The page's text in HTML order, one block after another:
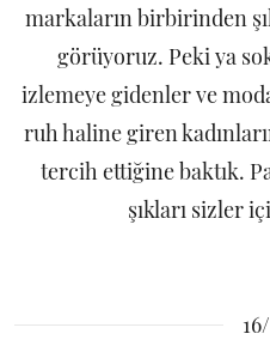
markaların birbirinden
görüyoruz. Peki ya
izlemeye gidenler ve
ruh haline giren
tercih ettiğine baktık.
şıkları sizler